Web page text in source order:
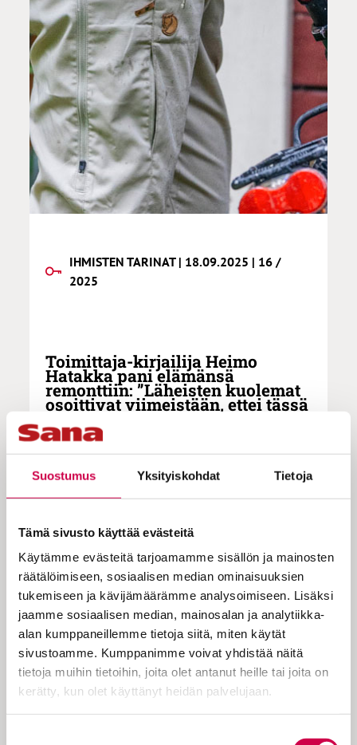
Suostumus Yksityiskohdat Tietoja
Tämä sivusto käyttää evästeitä
Käytämme evästeitä tarjoamamme sisällön ja mainosten
räätälöimiseen, sosiaalisen median ominaisuuksien
tukemiseen ja kävijämäärämme analysoimiseen. Lisäksi
jaamme sosiaalisen median, mainosalan ja analytiikka-
alan kumppaneillemme tietoja siitä, miten käytät
sivustoamme. Kumppanimme voivat yhdistää näitä
tietoja muihin tietoihin, joita olet antanut heille tai joita on
kerätty, kun olet käyttänyt heidän palvelujaan.
IHMISTEN TARINAT | 18.09.2025 | 16 /
2025
Toimittaja-kirjailija Heimo
Hatakka pani elämänsä
remonttiin: ”Läheisten kuolemat
osoittivat viimeistään, ettei tässä
iässä kannata enää liikoja
himmata”
ja kirjailija Heimo Hatakka kävi läpi
luopumisten sarjan, päivitti
perhesuhteet ja uskon. ”Työstin
maailmankatsomukseni uusiksi
keski-iän myrskyissä. On arvokasta
saada kokea toinen murrosikä
kypsässä aikuisuudessa.”